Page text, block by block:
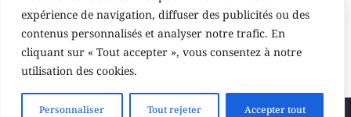
expérience de navigation, diffuser des publicités ou des
contenus personnalisés et analyser notre trafic. En
cliquant sur « Tout accepter », vous consentez à notre
utilisation des cookies.
Personnaliser Tout rejeter Accepter tout
Continue Reading